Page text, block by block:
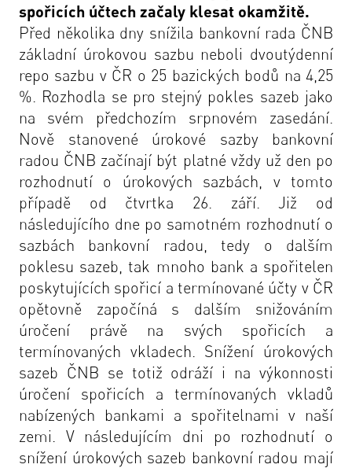
spořicích účtech začaly klesat okamžitě.
Před několika dny snížila bankovní rada ČNB
základní úrokovou sazbu neboli dvoutýdenní
repo sazbu v ČR o 25 bazických bodů na 4,25
%. Rozhodla se pro stejný pokles sazeb jako
na svém předchozím srpnovém zasedání.
Nově stanovené úrokové sazby bankovní
radou ČNB začínají být platné vždy už den po
rozhodnutí o úrokových sazbách, v tomto
případě od čtvrtka 26. září. Již od
následujícího dne po samotném rozhodnutí o
sazbách bankovní radou, tedy o dalším
poklesu sazeb, tak mnoho bank a spořitelen
poskytujících spořicí a termínované účty v ČR
opětovně započíná s dalším snižováním
úročení právě na svých spořicích a
termínovaných vkladech. Snížení úrokových
sazeb ČNB se totiž odráží i na výkonnosti
úročení spořicích a termínovaných vkladů
nabízených bankami a spořitelnami v naší
zemi. V následujícím dni po rozhodnutí o
snížení úrokových sazeb bankovní radou mají